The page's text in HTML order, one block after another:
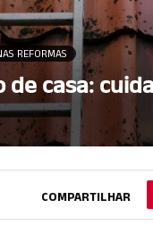
REFORMAS
de casa:
COMPARTILHAR